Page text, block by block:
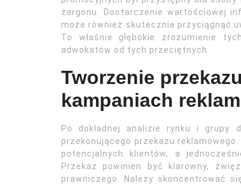
żargonu. Dostarczenie wartościowej
może również skutecznie przyciągnąć
To właśnie głębokie zrozumienie
adwokatów od tych przeciętnych.
Tworzenie
kampaniach
Po dokładnej analizie rynku i grupy
przekonującego przekazu
potencjalnych klientów, a
Przekaz powinien być klarowny,
prawniczego. Należy skoncentrować